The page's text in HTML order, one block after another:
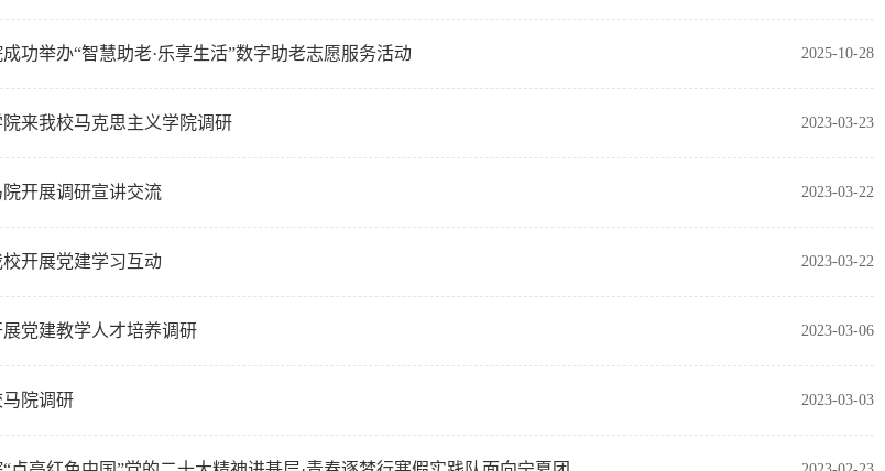
2025-10-28
功举办“智慧助老·乐享生活”数字助老志愿服务活动
2023-03-23
来我校马克思主义学院调研
2023-03-22
开展调研宣讲交流
2023-03-22
开展党建学习互动
2023-03-06
党建教学人才培养调研
2023-03-03
院调研